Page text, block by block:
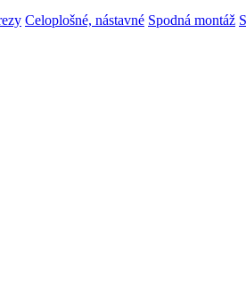
Celoplošné, nástavné Spodná montáž